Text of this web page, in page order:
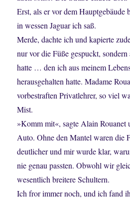
Erst, als er vor dem Hauptgebäude
in wessen Jaguar ich saß.
Merde, dachte ich und kapierte
nur vor die Füße gespuckt,
hatte … den ich aus meinem
herausgehalten hatte. Madame
vorbestraften Privatlehrer, so viel
Mist.
»Komm mit«, sagte Alain Rouanet
Auto. Ohne den Mantel waren die
deutlicher und mir wurde klar,
nie genau passten. Obwohl wir
wesentlich breitere Schultern.
Ich fror immer noch, und ich fand